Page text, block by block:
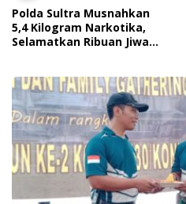
Polda Sultra Musnahkan
5,4 Kilogram Narkotika,
Selamatkan Ribuan Jiwa